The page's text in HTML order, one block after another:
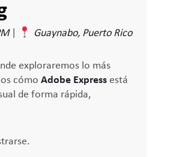
| Guaynabo, Puerto Rico
exploraremos lo más
cómo Adobe Express está
de forma rápida,